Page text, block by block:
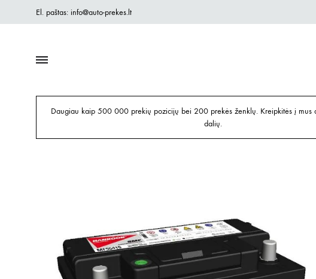
El. paštas: info@auto-prekes.lt
Daugiau kaip 500 000 prekių pozicijų bei 200 prekės ženklų. Kreipkitės į mus
dalių.